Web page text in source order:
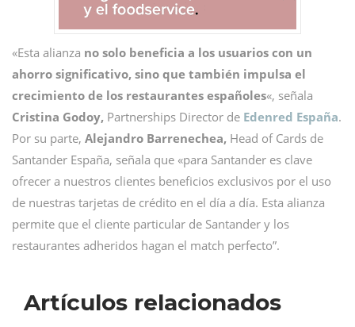
«Esta alianza no solo beneficia a los usuarios con un
ahorro significativo, sino que también impulsa el
crecimiento de los restaurantes españoles«, señala
Cristina Godoy, Partnerships Director de Edenred España.
Por su parte, Alejandro Barrenechea, Head of Cards de
Santander España, señala que «para Santander es clave
ofrecer a nuestros clientes beneficios exclusivos por el uso
de nuestras tarjetas de crédito en el día a día. Esta alianza
permite que el cliente particular de Santander y los
restaurantes adheridos hagan el match perfecto”.
Artículos relacionados